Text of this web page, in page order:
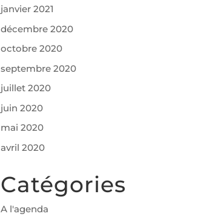
janvier 2021
décembre 2020
octobre 2020
septembre 2020
juillet 2020
juin 2020
mai 2020
avril 2020
Catégories
A l'agenda